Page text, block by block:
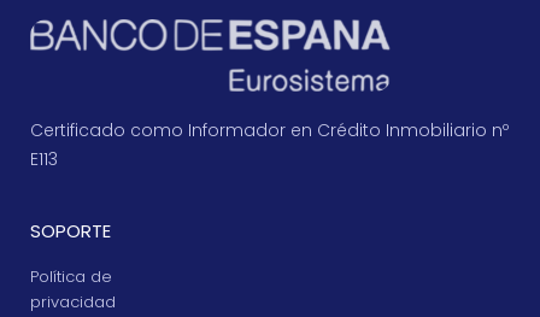
Certificado como Informador en Crédito Inmobiliario nº
E113
SOPORTE
Política de
privacidad